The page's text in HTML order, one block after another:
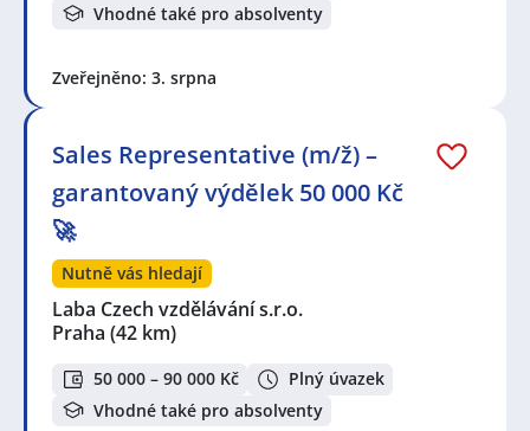
Vhodné také pro absolventy
Zveřejněno: 3. srpna
Sales Representative (m/ž) –
garantovaný výdělek 50 000 Kč
🚀
Nutně vás hledají
Laba Czech vzdělávání s.r.o.
Praha (42 km)
50 000 – 90 000 Kč
Plný úvazek
Vhodné také pro absolventy